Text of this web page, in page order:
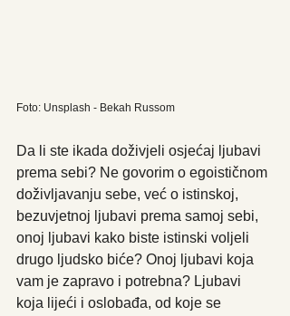
Foto: Unsplash - Bekah Russom
Da li ste ikada doživjeli osjećaj ljubavi
prema sebi? Ne govorim o egoističnom
doživljavanju sebe, već o istinskoj,
bezuvjetnoj ljubavi prema samoj sebi,
onoj ljubavi kako biste istinski voljeli
drugo ljudsko biće? Onoj ljubavi koja
vam je zapravo i potrebna? Ljubavi
koja lijeći i oslobađa, od koje se